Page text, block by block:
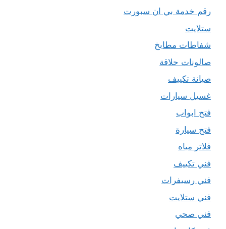
رقم خدمة بي ان سبورت
ستلايت
شفاطات مطابخ
صالونات حلاقة
صيانة تكييف
غسيل سيارات
فتح ابواب
فتح سيارة
فلاتر مياه
فني تكييف
فني رسيفرات
فني ستلايت
فني صحي